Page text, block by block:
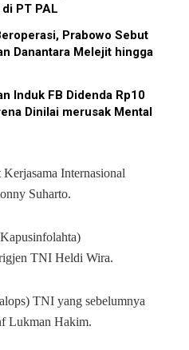
PT PAL
Prabowo Sebut
Danantara Melejit hingga
Induk FB Didenda Rp10
Dinilai merusak Mental
Internasional
Suharto.
TNI Heldi Wira.
TNI yang sebelumnya
Lukman Hakim.